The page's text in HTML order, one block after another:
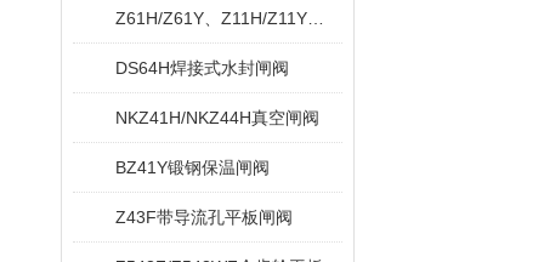
DS64H焊接式水封闸阀
NKZ41H/NKZ44H真空闸阀
BZ41Y锻钢保温闸阀
Z43F带导流孔平板闸阀